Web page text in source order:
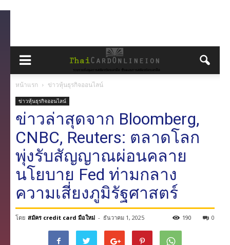
หน้าแรก ข่าวหุ้นธุรกิจออนไลน์
ข่าวหุ้นธุรกิจออนไลน์
ข่าวล่าสุดจาก Bloomberg,
CNBC, Reuters: ตลาดโลก
พุ่งรับสัญญาณผ่อนคลาย
นโยบาย Fed ท่ามกลาง
ความเสี่ยงภูมิรัฐศาสตร์
โดย สมัคร credit card มือใหม่ - ธันวาคม 1, 2025 0
190